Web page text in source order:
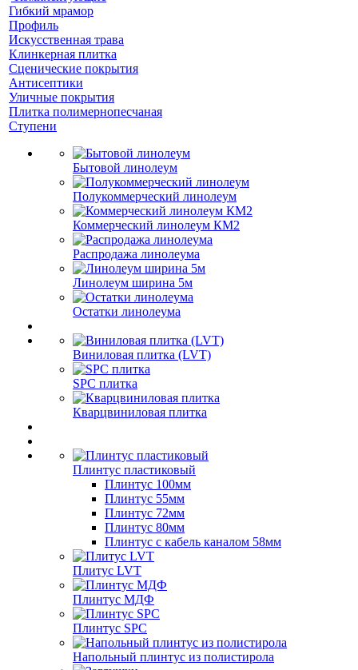
Гибкий мрамор
Профиль
Искусственная трава
Клинкерная плитка
Сценические покрытия
Антисептики
Уличные покрытия
Плитка полимернопесчаная
Ступени
Бытовой линолеум
Полукоммерческий линолеум
Коммерческий линолеум КМ2
Распродажа линолеума
Линолеум ширина 5м
Остатки линолеума
Виниловая плитка (LVT)
SPC плитка
Кварцвиниловая плитка
Плинтус пластиковый
Плинтус 100мм
Плинтус 55мм
Плинтус 72мм
Плинтус 80мм
Плинтус с кабель каналом 58мм
Плитус LVT
Плинтус МДФ
Плинтус SPC
Напольный плинтус из полистирола